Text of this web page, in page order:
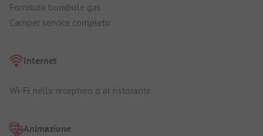
Fornitura bombole gas
Camper service completo
Internet
Wi-Fi nella reception o al ristorante
Animazione